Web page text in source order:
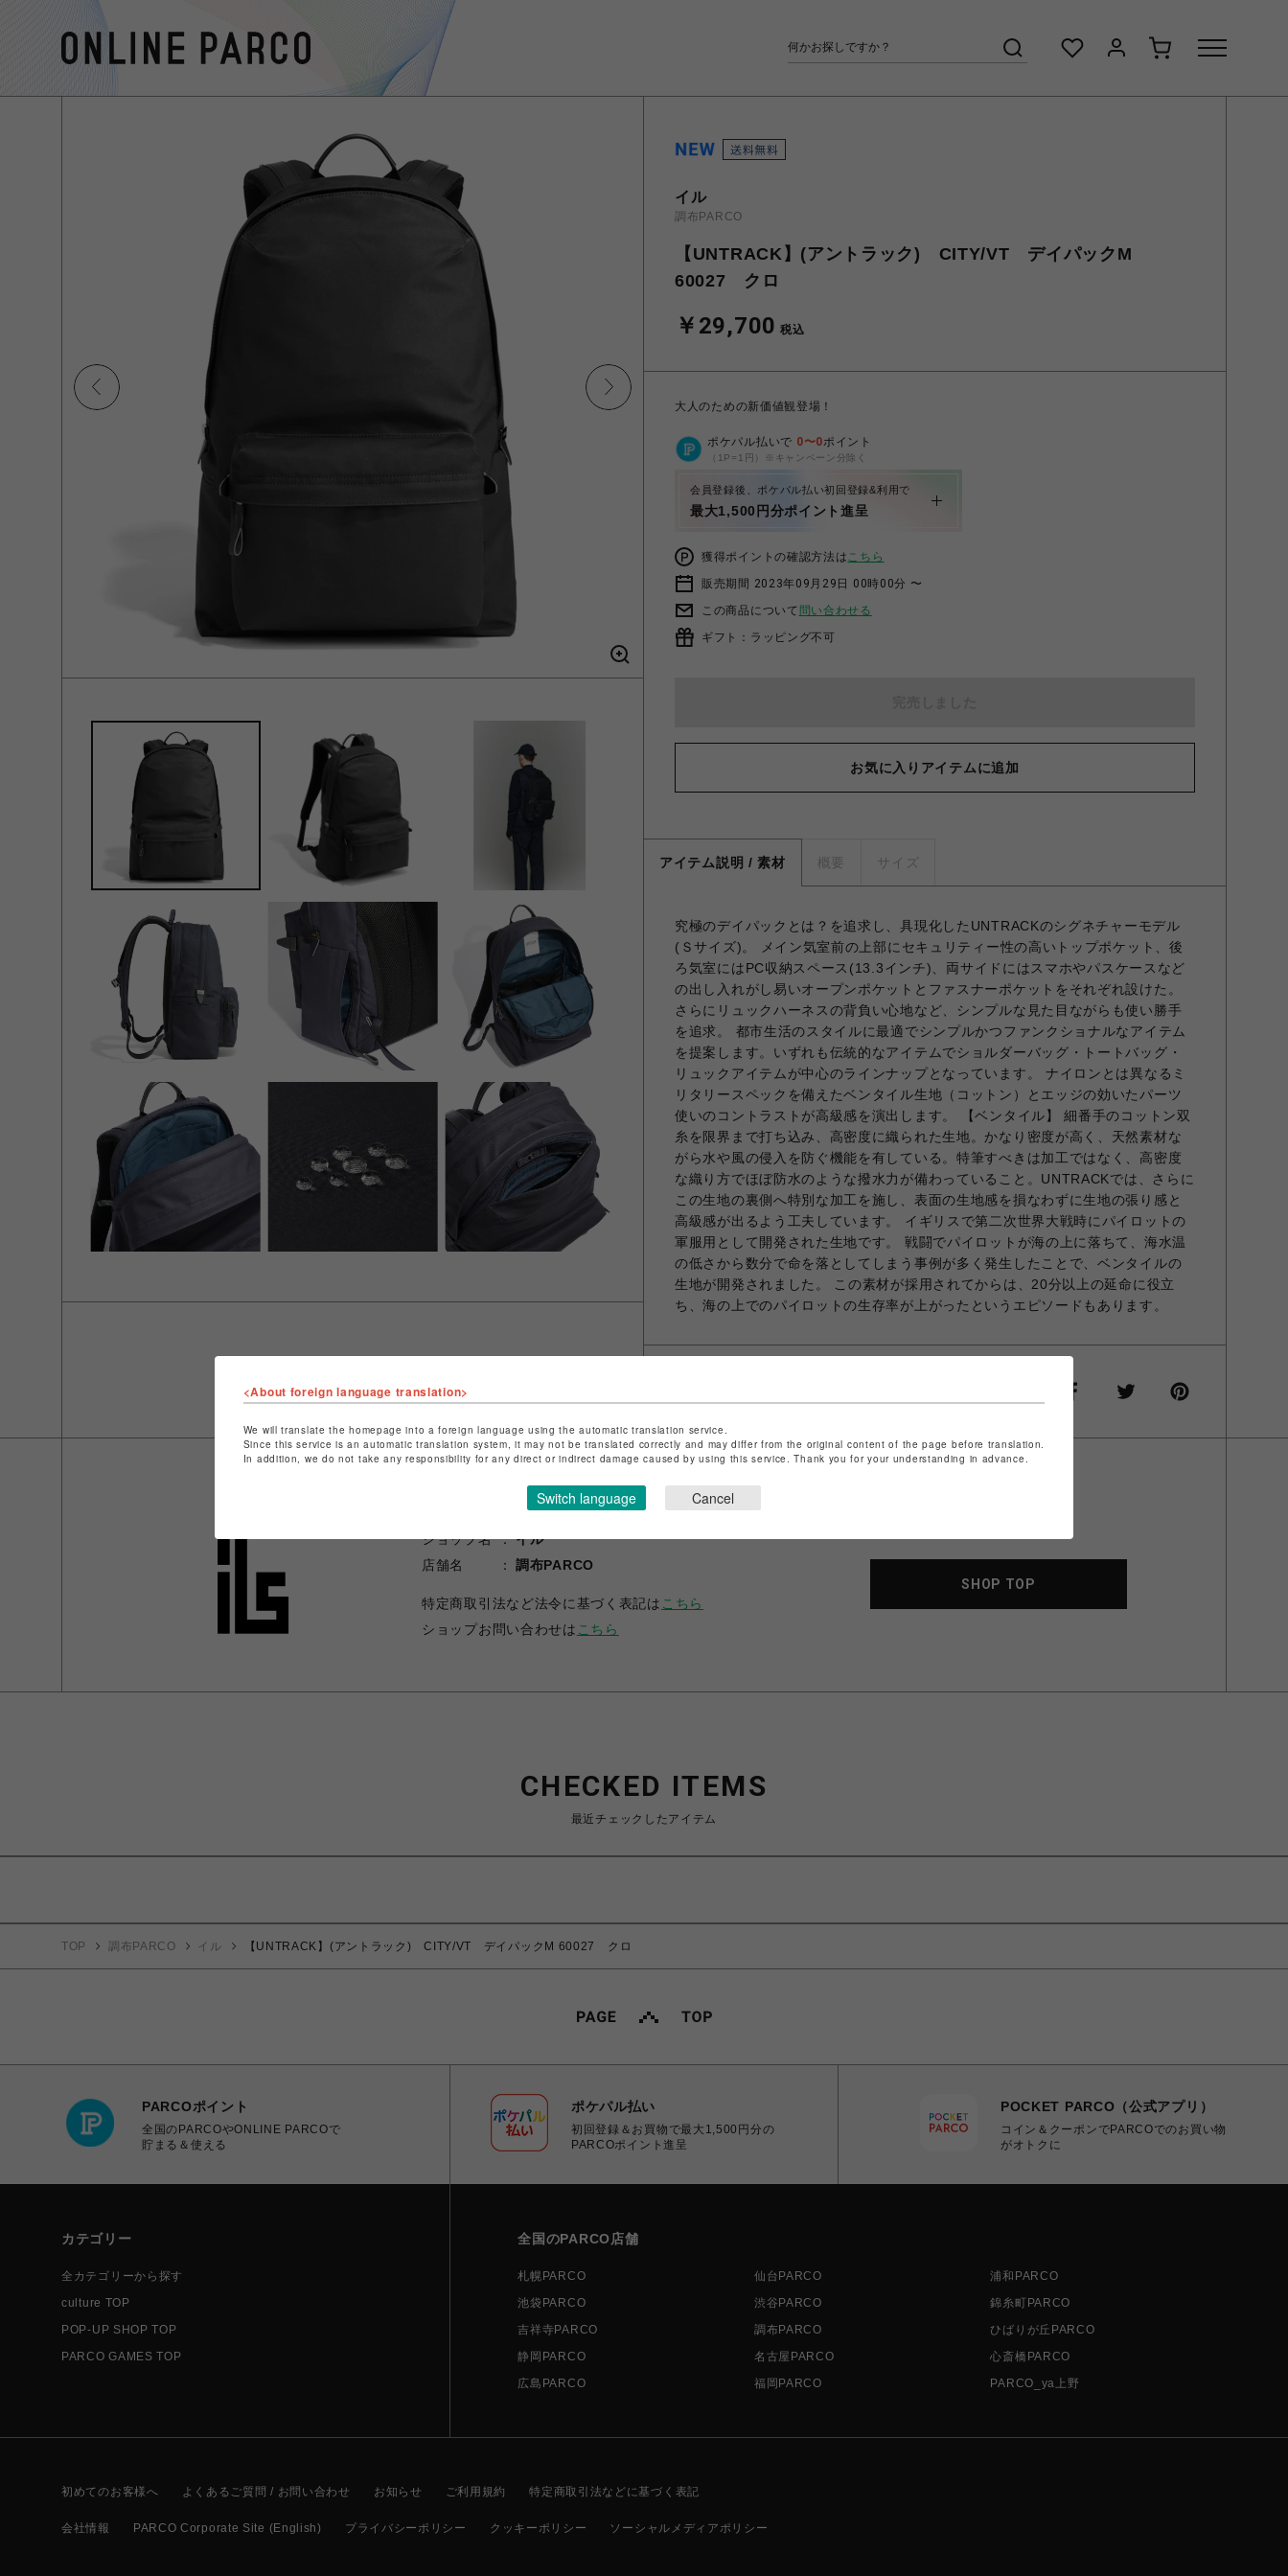
イル
調布PARCO
【UNTRACK】(アントラック) CITY/VT デイパックM
60027 クロ
￥29,700 税込
大人のための新価値観登場！
ポケパル払いで 0〜0ポイント
（1P=1円）※キャンペーン分除く
会員登録後、ポケパル払い初回登録&利用で
最大1,500円分ポイント進呈
獲得ポイントの確認方法はこちら
販売期間 2023年09月29日 00時00分 〜
この商品について 問い合わせる
ギフト：ラッピング不可
お気に入りアイテムに追加
アイテム説明 / 素材 概要 サイズ
究極のデイパックとは？を追求し、具現化したUNTRACKのシグネチャーモデル
(Ｓサイズ)。 メイン気室前の上部にセキュリティー性の高いトップポケット、後
ろ気室にはPC収納スペース(13.3インチ)、両サイドにはスマホやパスケースなど
の出し入れがし易いオープンポケットとファスナーポケットをそれぞれ設けた。
さらにリュックハーネスの背負い心地など、シンプルな見た目ながらも使い勝手
を追求。 都市生活のスタイルに最適でシンプルかつファンクショナルなアイテム
を提案します。いずれも伝統的なアイテムでショルダーバッグ・トートバッグ・
リュックアイテムが中心のラインナップとなっています。 ナイロンとは異なるミ
リタリースペックを備えたベンタイル生地（コットン）とエッジの効いたパーツ
使いのコントラストが高級感を演出します。 【ベンタイル】 細番手のコットン双
糸を限界まで打ち込み、高密度に織られた生地。かなり密度が高く、天然素材な
がら水や風の侵入を防ぐ機能を有している。特筆すべきは加工ではなく、高密度
な織り方でほぼ防水のような撥水力が備わっていること。UNTRACKでは、さらに
この生地の裏側へ特別な加工を施し、表面の生地感を損なわずに生地の張り感と
高級感が出るよう工夫しています。 イギリスで第二次世界大戦時にパイロットの
軍服用として開発された生地です。 戦闘でパイロットが海の上に落ちて、海水温
の低さから数分で命を落としてしまう事例が多く発生したことで、ベンタイルの
生地が開発されました。 この素材が採用されてからは、20分以上の延命に役立
ち、海の上でのパイロットの生存率が上がったというエピソードもあります。
ショップ名
イル
店舗名
調布PARCO
特定商取引法など法令に基づく表記は こちら
ショップお問い合わせは こちら
SHOP TOP
CHECKED ITEMS
最近チェックしたアイテム
TOP 調布PARCO イル 【UNTRACK】(アントラック) CITY/VT デイパックM 60027 クロ
PARCOポイント
全国のPARCOやONLINE PARCOで
貯まる＆使える
ポケパル払い
初回登録＆お買物で最大1,500円分の
PARCOポイント進呈
POCKET PARCO（公式アプリ）
コイン＆クーポンでPARCOでのお買い物
がオトクに
カテゴリー
全カテゴリーから探す
culture TOP
POP-UP SHOP TOP
PARCO GAMES TOP
全国のPARCO店舗
札幌PARCO 仙台PARCO
浦和PARCO
池袋PARCO
渋谷PARCO
錦糸町PARCO
吉祥寺PARCO
調布PARCO
ひばりが丘PARCO
静岡PARCO
名古屋PARCO
心斎橋PARCO
広島PARCO
福岡PARCO PARCO_ya上野
初めてのお客様へ よくあるご質問 / お問い合わせ お知らせ ご利用規約 特定商取引法などに基づく表記
会社情報 PARCO Corporate Site (English) プライバシーポリシー クッキーポリシー ソーシャルメディアポリシー
<About foreign language translation>
We will translate the homepage into a foreign language using the automatic translation service.
Since this service is an automatic translation system, it may not be translated correctly and may differ from the original content of the page before translation.
In addition, we do not take any responsibility for any direct or indirect damage caused by using this service. Thank you for your understanding in advance.
Switch language Cancel